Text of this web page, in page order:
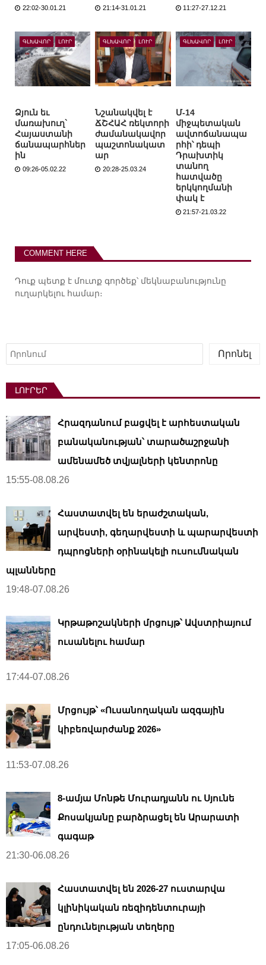
22:02-30.01.21 21:14-31.01.21 11:27-27.12.21
ԳԼԽԱՎՈՐ ԼՈՒՐ
Ձյուն եւ
մառախուղ`
Հայաստանի
ճանապարհներ
ին
09:26-05.02.22
ԳԼԽԱՎՈՐ ԼՈՒՐ
Նշանակվել է
ՃՇՀԱՀ ռեկտորի
ժամանակավոր
պաշտոնակատ
ար
20:28-25.03.24
ԳԼԽԱՎՈՐ ԼՈՒՐ
Մ-14
միջպետական
ավտոճանապա
րհի՝ դեպի
Դրախտիկ
տանող
հատվածը
երկկողմանի
փակ է
21:57-21.03.22
COMMENT HERE
Դուք պետք է մուտք գործեք՝ մեկնաբանությունը
ուղարկելու համար։
Որոնել
Որոնել
ԼՈՒՐԵՐ
Հրազդանում բացվել է արհեստական ​​
բանականության՝ տարածաշրջանի
ամենամեծ տվյալների կենտրոնը
15:55-08.08.26
Հաստատվել են երաժշտական,
արվեստի, գեղարվեստի և պարարվեստի
դպրոցների օրինակելի ուսումնական
պլանները
19:48-07.08.26
Կրթաթոշակների մրցույթ՝ Ավստրիայում
ուսանելու համար
17:44-07.08.26
Մրցույթ՝ «Ուսանողական ազգային
կիբեռվարժանք 2026»
11:53-07.08.26
8-ամյա Մոնթե Մուրադյանն ու Սյունե
Քոսակյանը բարձրացել են Արարատի
գագաթ
21:30-06.08.26
Հաստատվել են 2026-27 ուստարվա
կլինիկական ռեզիդենտուրայի
ընդունելության տեղերը
17:05-06.08.26